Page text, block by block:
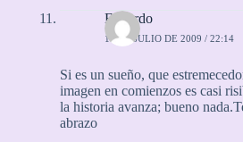
Eduardo
16 DE JULIO DE 2009 / 22:14
Si es un sueño, que
imagen en comienzos es casi
la historia avanza; bueno
abrazo